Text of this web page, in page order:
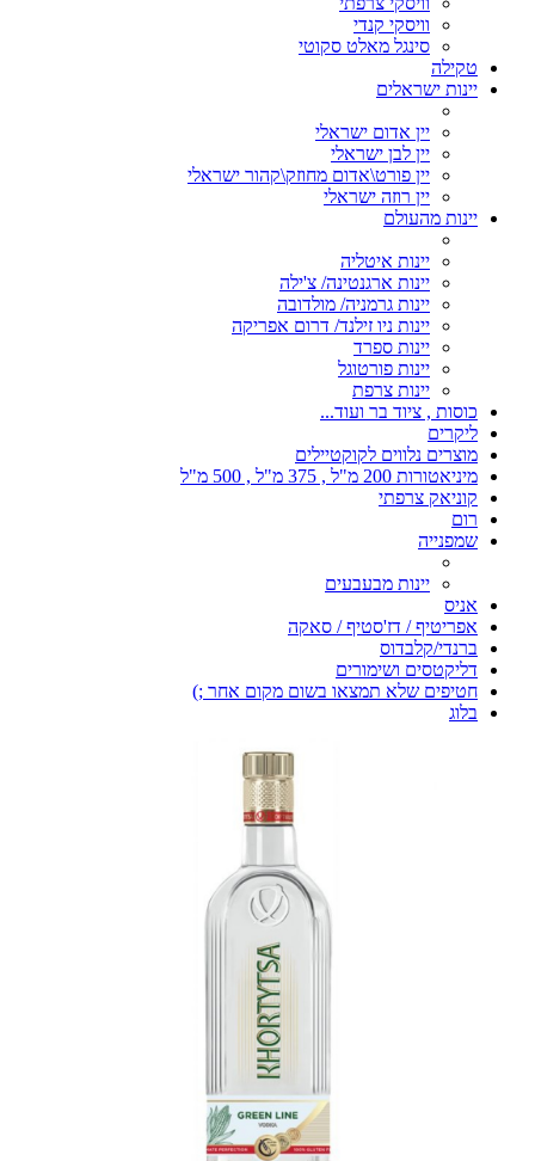
וויסקי קנדי
סינגל מאלט סקוטי
טקילה
יינות ישראלים
יין אדום ישראלי
יין לבן ישראלי
יין פורט\אדום מחוזק\קהור ישראלי
יין רוזה ישראלי
יינות מהעולם
יינות איטליה
יינות ארגנטינה/ צ'ילה
יינות גרמניה/ מולדובה
יינות ניו זילנד/ דרום אפריקה
יינות ספרד
יינות פורטוגל
יינות צרפת
כוסות , ציוד בר ועוד...
ליקרים
מוצרים נלווים לקוקטיילים
מיניאטורות 200 מ"ל , 375 מ"ל , 500 מ"ל
קוניאק צרפתי
רום
שמפנייה
יינות מבעבעים
אניס
אפריטיף / דז'סטיף / סאקה
ברנדי/קלבדוס
דליקטסים ושימורים
חטיפים שלא תמצאו בשום מקום אחר ;)
בלוג